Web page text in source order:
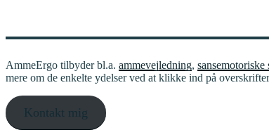
AmmeErgo tilbyder bl.a. ammevejledning, sansemotoriske
mere om de enkelte ydelser ved at klikke ind på
Kontakt mig